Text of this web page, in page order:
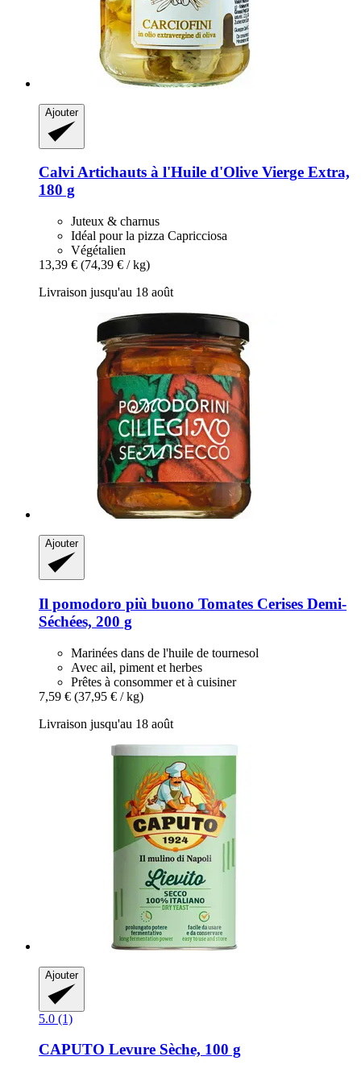
Ajouter
CalviArtichauts à l'Huile d'Olive Vierge Extra,
180 g
Juteux & charnus
Idéal pour la pizza Capricciosa
Végétalien
13,39 € (74,39 € / kg)
Livraison jusqu'au 18 août
Ajouter
Il pomodoro più buono Tomates Cerises Demi-​
Séchées, 200 g
Marinées dans de l'huile de tournesol
Avec ail, piment et herbes
Prêtes à consommer et à cuisiner
7,59 € (37,95 € / kg)
Livraison jusqu'au 18 août
Ajouter
5.0 (1)
CAPUTO Levure Sèche, 100 g